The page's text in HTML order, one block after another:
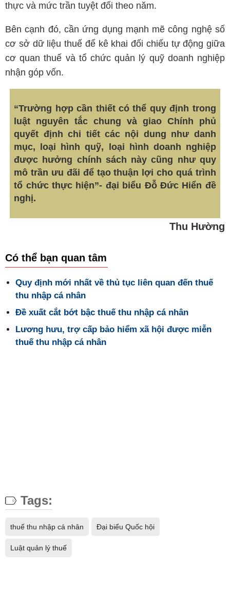
thực và mức trần tuyệt đối theo năm.
Bên cạnh đó, cần ứng dụng mạnh mẽ công nghệ số
cơ sở dữ liệu thuế để kê khai đối chiếu tự động giữa
cơ quan thuế và tổ chức quản lý quỹ doanh nghiệp
nhận góp vốn.
“Trường hợp cần thiết có thể quy định trong
luật nguyên tắc chung và giao Chính phủ
quyết định chi tiết các nội dung như danh
mục, loại hình quỹ, loại hình doanh nghiệp
được hưởng chính sách này cũng như quy
mô trần ưu đãi để tạo thuận lợi cho quá trình
tổ chức thực hiện”- đại biểu Đỗ Đức Hiển đề
nghị.
Thu Hường
Có thể bạn quan tâm
Quy định mới nhất về thủ tục liên quan đến thuế
thu nhập cá nhân
Đề xuất cắt bớt bậc thuế thu nhập cá nhân
Lương hưu, trợ cấp bảo hiểm xã hội được miễn
thuế thu nhập cá nhân
Tags:
thuế thu nhập cá nhân Đại biểu Quốc hội
Luật quản lý thuế